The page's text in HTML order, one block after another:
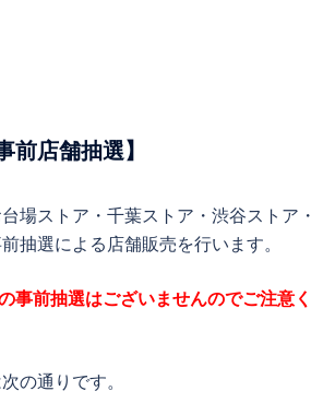
前店舗抽選】
場ストア・千葉ストア・渋谷ストア・
抽選による店舗販売を行います。
事前抽選はございませんのでご注意く
の通りです。